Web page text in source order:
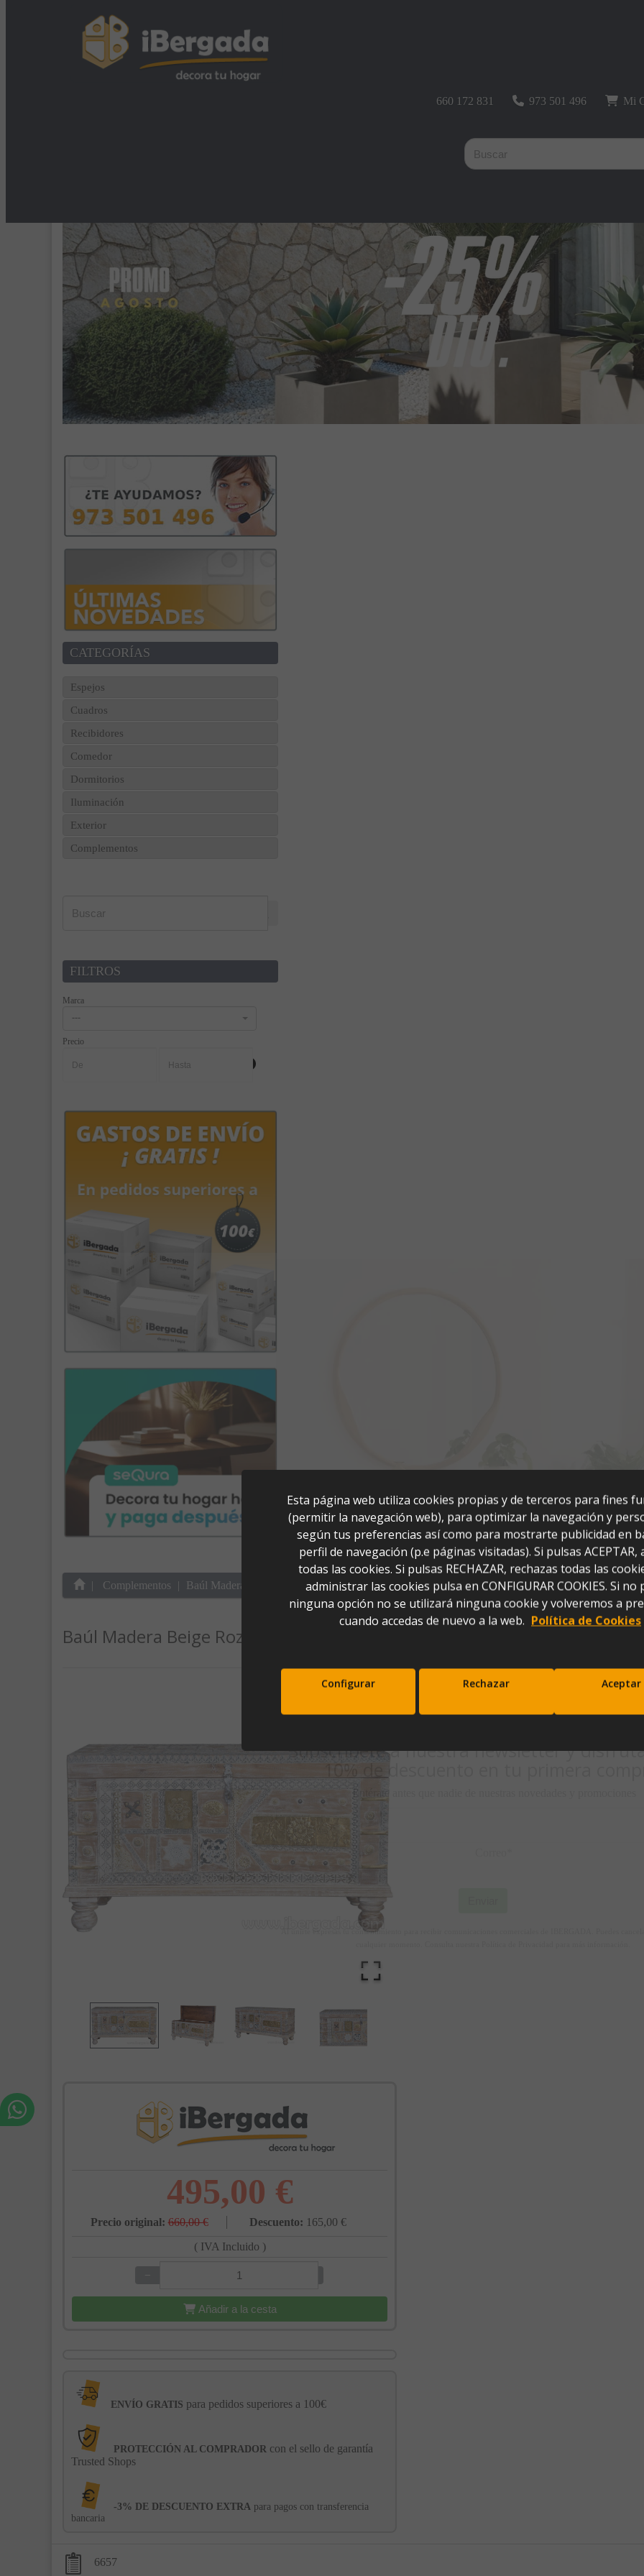
660 172 831 973 501 496 Mi
CATEGORÍAS
Espejos
Cuadros
Recibidores
Comedor
Dormitorios
Iluminación
Exterior
Complementos
FILTROS
Marca
---
Precio
Complementos Baúl Madera Beige Rozado/Bronce (100x40x57)
Baúl Madera Beige Rozado/Bronce (100x40x57)
495,00 €
Precio original: 660,00 € Descuento: 165,00 €
( IVA Incluido )
−
Añadir a la cesta
ENVÍO GRATIS para pedidos superiores a 100€
PROTECCIÓN AL COMPRADOR con el sello de garantía
Trusted Shops
-3% DE DESCUENTO EXTRA para pagos con transferencia
bancaria
6657
Subscríbete a nuestra newsletter y
10% de descuento en tu primera
Entérate antes que nadie de nuestras novedades y promociones
Al unirte expresas tu consentimiento para recibir comunicaciones comerciales de IBERGADA. Puedes
Esta página web utiliza cookies propias y de terceros para fines
(permitir la navegación web), para optimizar la navegación y
según tus preferencias así como para mostrarte publicidad en
perfil de navegación (p.e páginas visitadas). Si pulsas ACEPTAR,
todas las cookies. Si pulsas RECHAZAR, rechazas todas las
administrar las cookies pulsa en CONFIGURAR COOKIES. Si no
ninguna opción no se utilizará ninguna cookie y volveremos a
cuando accedas de nuevo a la web. Política de Cookies
Configurar Rechazar Aceptar